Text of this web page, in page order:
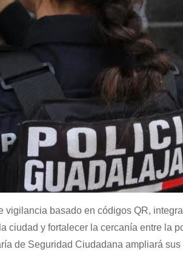
basado en códigos QR,
ciudad y fortalecer la cercanía entre la
de Seguridad Ciudadana ampliará